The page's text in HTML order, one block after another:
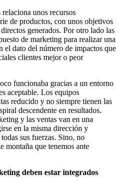
unos recursos
de productos, con unos objetivos
generados. Por otro lado las
de marketing para realizar una
el dato del número de impactos que
clientes mejor o peor
funcionaba gracias a un entorno
aceptable. Los equipos
reducido y no siempre tienen las
descendente en resultados.
y las ventas van en una
en la misma dirección y
sus fuerzas. Sino, no
montaña que tenemos ante
deben estar integrados